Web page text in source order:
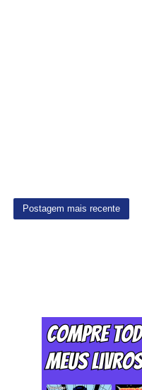
Postagem mais recente